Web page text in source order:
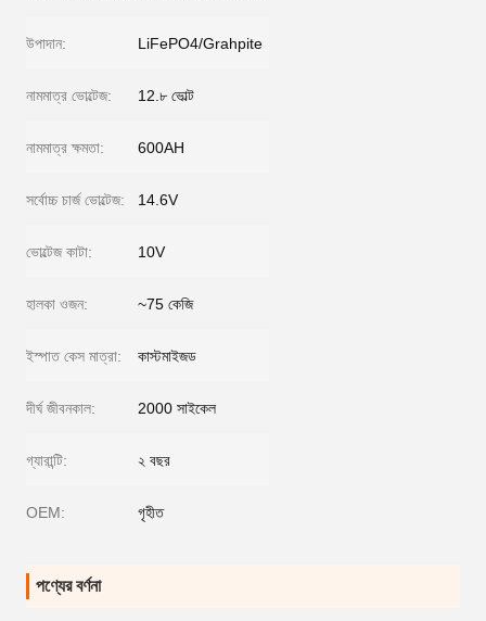
উপাদান: LiFePO4/Grahpite
নামমাত্র ভোল্টেজ: 12.৮ ভোল্ট
নামমাত্র ক্ষমতা: 600AH
সর্বোচ্চ চার্জ ভোল্টেজ: 14.6V
ভোল্টেজ কাটা: 10V
হালকা ওজন: ~75 কেজি
ইস্পাত কেস মাত্রা: কাস্টমাইজড
দীর্ঘ জীবনকাল: 2000 সাইকেল
গ্যারান্টি: ২ বছর
OEM: গৃহীত
পণ্যের বর্ণনা